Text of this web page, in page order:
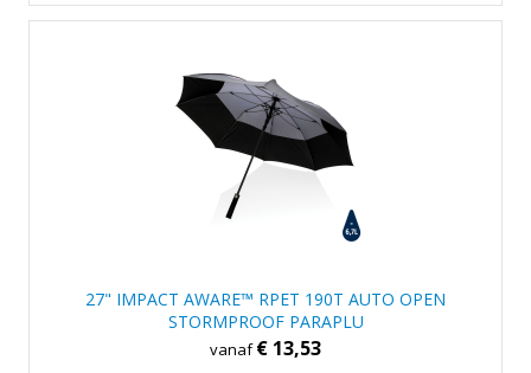
27" IMPACT AWARE™ RPET 190T AUTO OPEN
STORMPROOF PARAPLU
vanaf€ 13,53